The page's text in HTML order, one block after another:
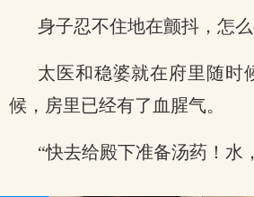
身子忍不住地在颤抖，怎么
太医和稳婆就在府里随时
候，房里已经有了血腥气。
“快去给殿下准备汤药！水